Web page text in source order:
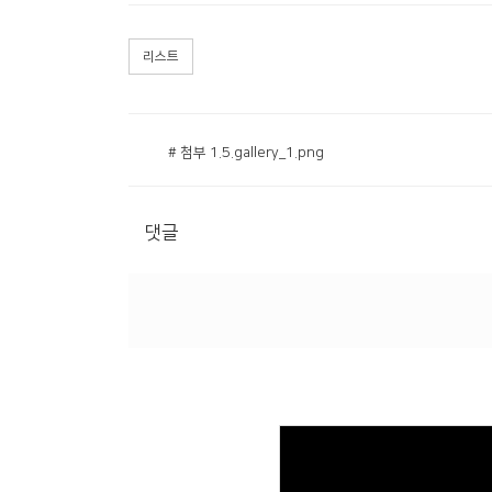
리스트
# 첨부 1.5.gallery_1.png
댓글